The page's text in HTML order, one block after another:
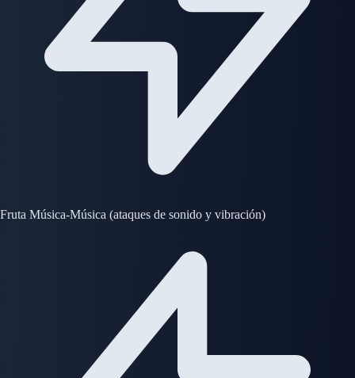
Fruta Música-Música (ataques de sonido y vibración)